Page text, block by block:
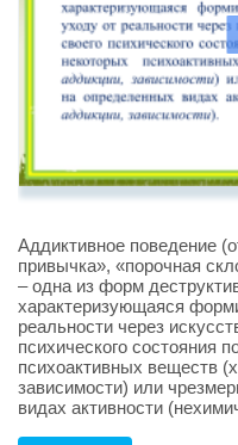
Аддиктивное поведение
привычка», «порочная
– одна из форм
характеризующаяся
реальности через
психического состояния
психоактивных веществ
зависимости) или
видах активности